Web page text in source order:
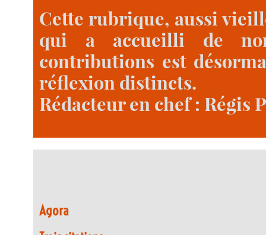
Cette rubrique, aussi
qui a accueilli de
contributions est
réflexion distincts.
Rédacteur en chef : Régis
Agora